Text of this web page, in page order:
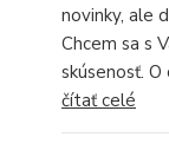
novinky, ale
Chcem sa s
skúsenosť. O
čítať celé